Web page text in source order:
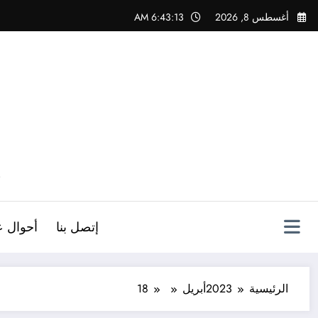
التجاوز
إلى
أغسطس 8, 2026 6:43:14 AM
إتصل بنا أحوال
الرئيسية 2023أبريل 18